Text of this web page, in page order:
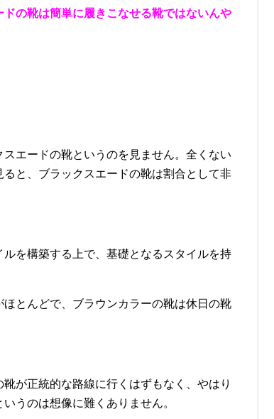
ドの靴は簡単に履きこなせる靴ではないんや
エードの靴というのを見ません。全くない
と、ブラックスエードの靴は割合として非
を構築する上で、基礎となるスタイルを持
とんどで、ブラウンカラーの靴は休日の靴
が正統的な路線に行くはずもなく、やはり
うのは想像に難くありません。